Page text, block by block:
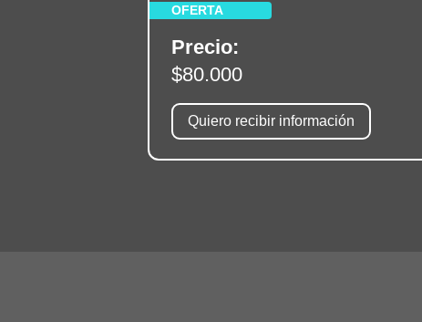
OFERTA
Precio:
$80.000
Quiero recibir información